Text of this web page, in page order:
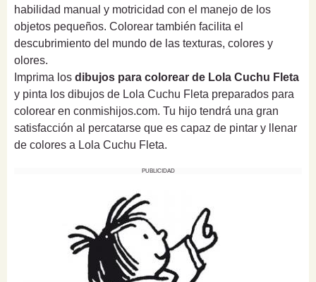
habilidad manual y motricidad con el manejo de los
objetos pequeños. Colorear también facilita el
descubrimiento del mundo de las texturas, colores y
olores.
Imprima los dibujos para colorear de Lola Cuchu Fleta
y pinta los dibujos de Lola Cuchu Fleta preparados para
colorear en conmishijos.com. Tu hijo tendrá una gran
satisfacción al percatarse que es capaz de pintar y llenar
de colores a Lola Cuchu Fleta.
PUBLICIDAD